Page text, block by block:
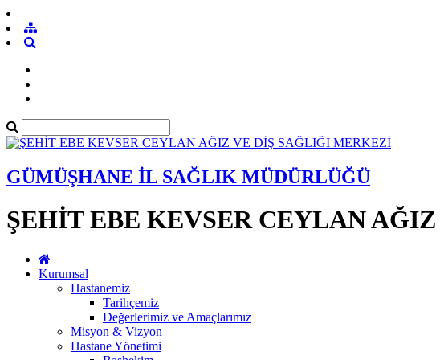
GÜMÜŞHANE İL SAĞLIK MÜDÜRLÜĞÜ
ŞEHİT EBE KEVSER CEYLAN
Kurumsal
Hastanemiz
Tarihçemiz
Değerlerimiz ve Amaçlarımız
Misyon & Vizyon
Hastane Yönetimi